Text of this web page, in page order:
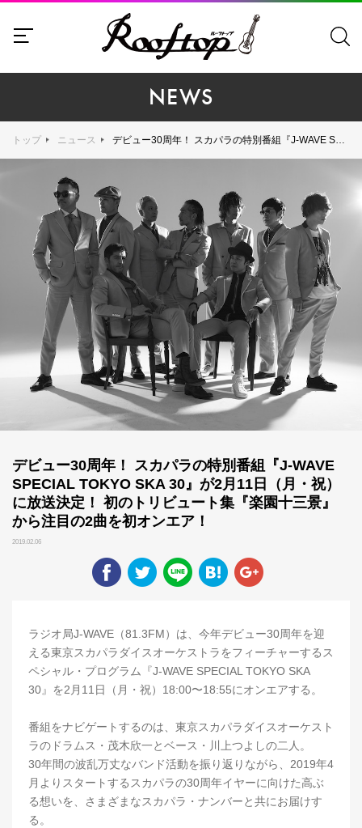
NEWS
トップ ニュース デビュー30周年！ スカパラの特別番組『J-WAVE SPECIAL TOKYO SKA 30』が2月11日（月・祝）に放送決定！ 初のトリビュート集『楽園十三景』から注目の2曲を初オンエア！
デビュー30周年！ スカパラの特別番組『J-WAVE
SPECIAL TOKYO SKA 30』が2月11日（月・祝）
に放送決定！ 初のトリビュート集『楽園十三景』
から注目の2曲を初オンエア！
2019.02.06
ラジオ局J-WAVE（81.3FM）は、今年デビュー30周年を迎
える東京スカパラダイスオーケストラをフィーチャーするス
ペシャル・プログラム『J-WAVE SPECIAL TOKYO SKA
30』を2月11日（月・祝）18:00〜18:55にオンエアする。
番組をナビゲートするのは、東京スカパラダイスオーケスト
ラのドラムス・茂木欣一とベース・川上つよしの二人。
30年間の波乱万丈なバンド活動を振り返りながら、2019年4
月よりスタートするスカパラの30周年イヤーに向けた高ぶ
る想いを、さまざまなスカパラ・ナンバーと共にお届けす
る。